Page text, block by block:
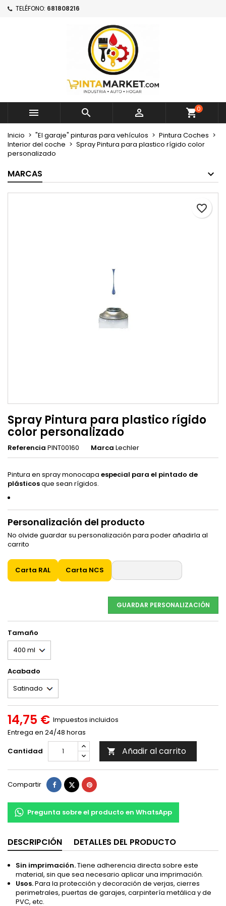
TELÉFONO: 681808216
   0
Inicio "El garaje" pinturas para vehículos
Pintura Coches
Interior del coche
Spray Pintura para plastico rígido color
personalizado
MARCAS
Spray Pintura para plastico rígido
color personalizado
Referencia PINT00160 Marca Lechler
Pintura en spray monocapa especial para el pintado de
plásticosque sean rígidos.
Personalización del producto
No olvide guardar su personalización para poder añadirla al
carrito
Carta RAL Carta NCS
GUARDAR PERSONALIZACIÓN
Tamaño
Acabado
14,75 € Impuestos incluidos
Entrega en 24/48 horas
Cantidad
 Añadir al carrito
favorite_border
Compartir Compartir
TuitearPinterest
Pregunta sobre el producto en WhatsApp
DESCRIPCIÓN DETALLES DEL PRODUCTO
Sin imprimación.Tiene adherencia directa sobre este
material, sin que sea necesario aplicar una imprimación.
Usos.Para la protección y decoración de verjas, cierres
perimetrales, puertas de garajes, carpintería metálica y de
PVC, etc.
Crear nueva lista
Nombre de la lista de deseos
Debe iniciar sesión para guardar productos en su
Cancelar Iniciar sesión